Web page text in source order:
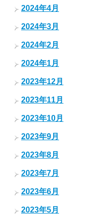
2024年4月
2024年3月
2024年2月
2024年1月
2023年12月
2023年11月
2023年10月
2023年9月
2023年8月
2023年7月
2023年6月
2023年5月